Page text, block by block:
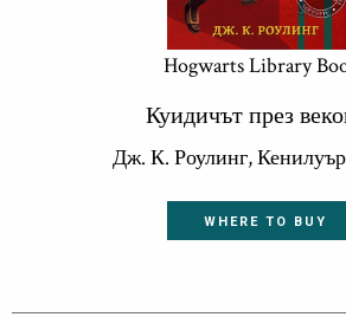
Hogwarts Library
Куидичът през
Дж. К. Роулинг,
WHERE TO BUY